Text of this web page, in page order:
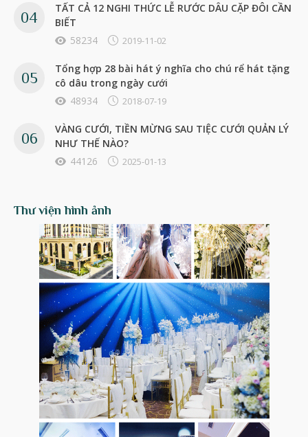
TẤT CẢ 12 NGHI THỨC LỄ RƯỚC DÂU CẶP ĐÔI CẦN
BIẾT
58234
2019-11-02
Tổng hợp 28 bài hát ý nghĩa cho chú rể hát tặng
cô dâu trong ngày cưới
48934
2018-07-19
VÀNG CƯỚI, TIỀN MỪNG SAU TIỆC CƯỚI QUẢN LÝ
NHƯ THẾ NÀO?
44126
2025-01-13
Thư viện hình ảnh